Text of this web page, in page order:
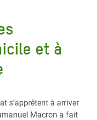
et à
s’apprêtent à arriver
Macron a fait